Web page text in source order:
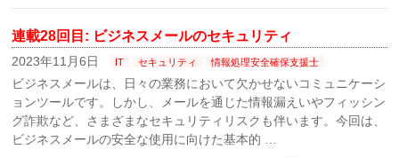
連載28回目: ビジネスメールのセキュリティ
2023年11月6日 IT セキュリティ 情報処理安全確保支援士
ビジネスメールは、日々の業務において欠かせないコミュニケーシ
ョンツールです。しかし、メールを通じた情報漏えいやフィッシン
グ詐欺など、さまざまなセキュリティリスクも伴います。今回は、
ビジネスメールの安全な使用に向けた基本的 …